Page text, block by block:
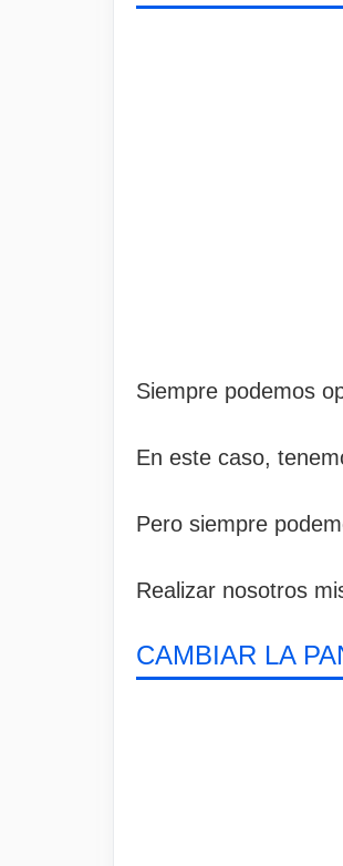
Siempre podemos
En este caso,
Pero siempre
Realizar nosotros
CAMBIAR LA